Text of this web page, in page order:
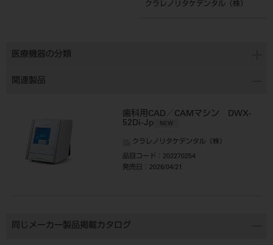
クラレノリタケデンタル（株）
医療機器の分類
関連製品
歯科用CAD／CAMマシン DWX-
52Di-Jp
NEW
クラレノリタケデンタル（株）
品目コード ：202270254
発売日
：2026/04/21
同じメーカー製品掲載カタログ